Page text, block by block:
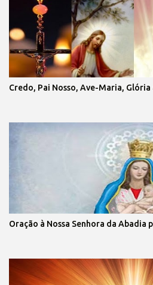
Credo, Pai Nosso, Ave-Maria, Glória
Oração à Nossa Senhora da Abadia